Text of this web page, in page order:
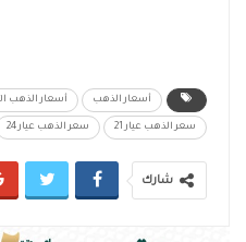
أسعار الذهب أسعار الذهب
سعر الذهب عيار 21 سعر الذهب عيار 24
شارك